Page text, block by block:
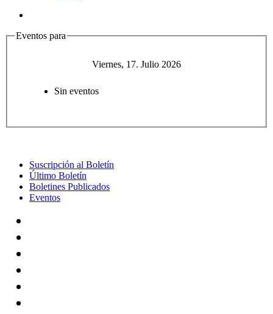
Eventos para
Viernes, 17. Julio 2026
Sin eventos
Suscripción al Boletín
Último Boletín
Boletines Publicados
Eventos